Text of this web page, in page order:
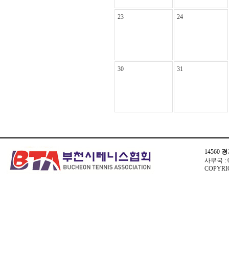
23 24
30 31
14560 경
사무국 :